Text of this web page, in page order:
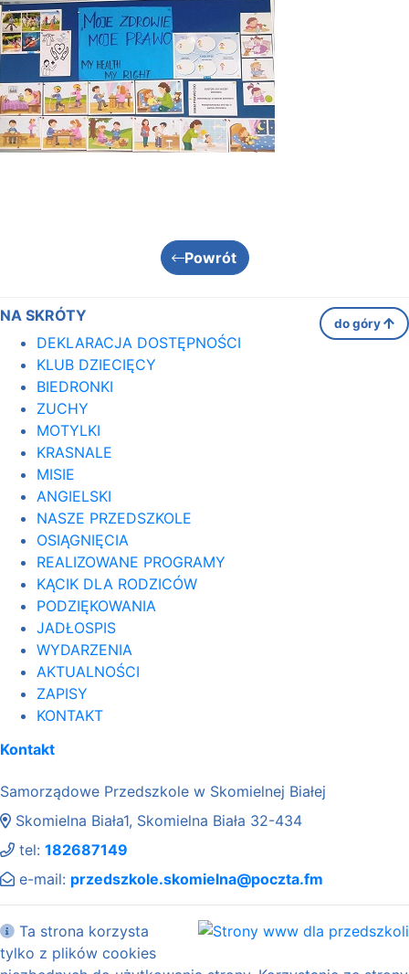
Powrót
NA SKRÓTY do góry
DEKLARACJA DOSTĘPNOŚCI
KLUB DZIECIĘCY
BIEDRONKI
ZUCHY
MOTYLKI
KRASNALE
MISIE
ANGIELSKI
NASZE PRZEDSZKOLE
OSIĄGNIĘCIA
REALIZOWANE PROGRAMY
KĄCIK DLA RODZICÓW
PODZIĘKOWANIA
JADŁOSPIS
WYDARZENIA
AKTUALNOŚCI
ZAPISY
KONTAKT
Kontakt
Samorządowe Przedszkole w Skomielnej Białej
Skomielna Biała1, Skomielna Biała 32-434
tel: 182687149
e-mail: przedszkole.skomielna@poczta.fm
Ta strona korzysta
tylko z plików cookies